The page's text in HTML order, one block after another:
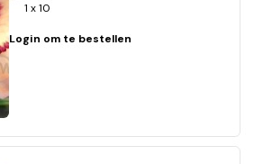
1 x 10
Login om te bestellen